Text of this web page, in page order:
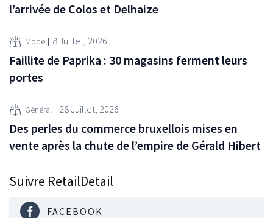
l’arrivée de Colos et Delhaize
Mode 8 Juillet, 2026
Faillite de Paprika : 30 magasins ferment leurs
portes
Général 28 Juillet, 2026
Des perles du commerce bruxellois mises en
vente après la chute de l’empire de Gérald Hibert
Suivre RetailDetail
FACEBOOK